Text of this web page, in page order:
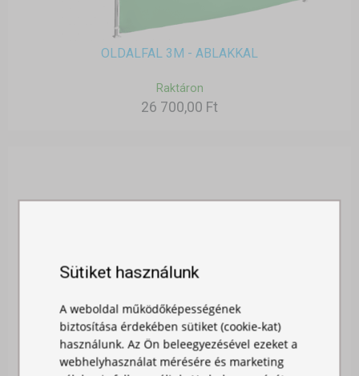
OLDALFAL 3M - ABLAKKAL
Raktáron
26 700,00 Ft
Sütiket használunk
A weboldal működőképességének
biztosítása érdekében sütiket (cookie-kat)
használunk. Az Ön beleegyezésével ezeket a
webhelyhasználat mérésére és marketing